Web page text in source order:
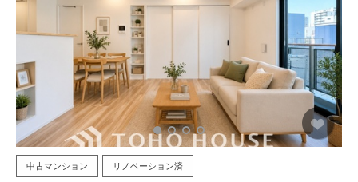
中古マンション リノベーション済